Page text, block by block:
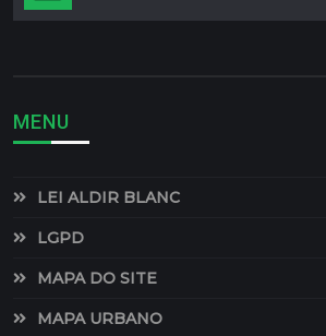
MENU
LEI ALDIR BLANC
LGPD
MAPA DO SITE
MAPA URBANO